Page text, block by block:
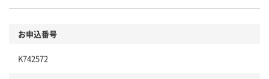
お申込番号
K742572